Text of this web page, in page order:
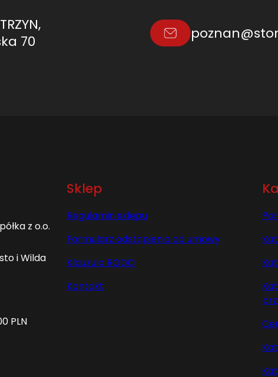
70
z o.o.
i Wilda
PLN
Sklep
Regulamin sklepu
Formularz odstąpienia od umowy
Klauzula RODO
Kontakt